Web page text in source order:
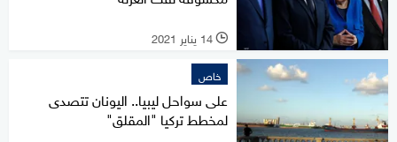
l 14 يناير 2021
خاص
على سواحل ليبيا.. اليونان تتصدى
لمخطط تركيا "المقلق"